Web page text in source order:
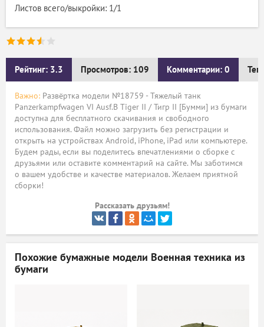
Листов всего/выкройки: 1/1
Рейтинг: 3.3 Просмотров: 109 Комментарии: 0
Важно: Развёртка модели №18759 - Тяжелый танк
Panzerkampfwagen VI Ausf.B Tiger II / Тигр II [Бумми] из бумаги
доступна для бесплатного скачивания и свободного
использования. Файл можно загрузить без регистрации и
открыть на устройствах Android, iPhone, iPad или компьютере.
Будем рады, если вы поделитесь впечатлениями о сборке с
друзьями или оставите комментарий на сайте. Мы заботимся
о вашем удобстве и качестве материалов. Желаем приятной
сборки!
Рассказать друзьям!
Похожие бумажные модели Военная техника из
бумаги